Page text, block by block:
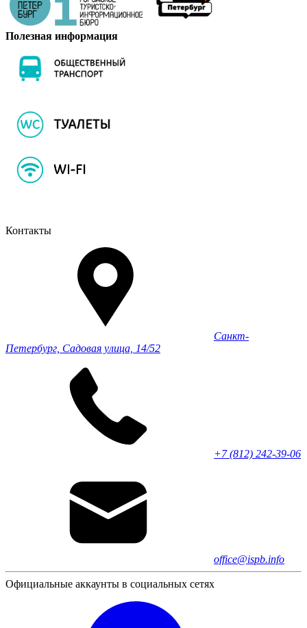
Полезная информация
Контакты
Санкт-
Петербург, Садовая улица, 14/52
+7 (812) 242-39-06
office@ispb.info
Официальные аккаунты в социальных сетях